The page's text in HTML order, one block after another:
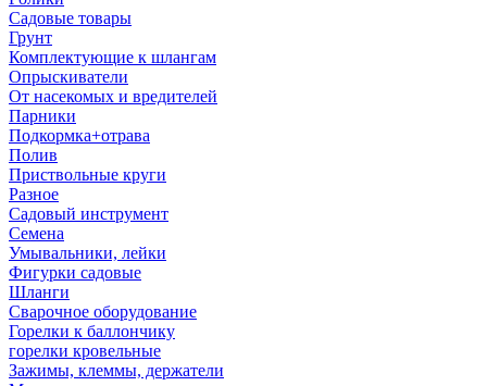
Садовые товары
Грунт
Комплектующие к шлангам
Опрыскиватели
От насекомых и вредителей
Парники
Подкормка+отрава
Полив
Приствольные круги
Разное
Садовый инструмент
Семена
Умывальники, лейки
Фигурки садовые
Шланги
Сварочное оборудование
Горелки к баллончику
горелки кровельные
Зажимы, клеммы, держатели